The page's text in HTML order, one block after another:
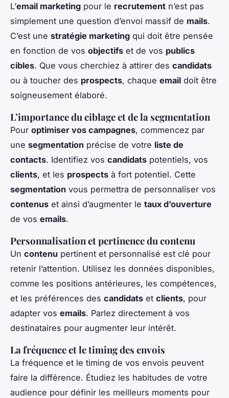
L’email marketing pour le recrutement n’est pas
simplement une question d’envoi massif de mails.
C’est une stratégie marketing qui doit être pensée
en fonction de vos objectifs et de vos publics
cibles. Que vous cherchiez à attirer des candidats
ou à toucher des prospects, chaque email doit être
soigneusement élaboré.
L’importance du ciblage et de la segmentation
Pour optimiser vos campagnes, commencez par
une segmentation précise de votre liste de
contacts. Identifiez vos candidats potentiels, vos
clients, et les prospects à fort potentiel. Cette
segmentation vous permettra de personnaliser vos
contenus et ainsi d’augmenter le taux d’ouverture
de vos emails.
Personnalisation et pertinence du contenu
Un contenu pertinent et personnalisé est clé pour
retenir l’attention. Utilisez les données disponibles,
comme les positions antérieures, les compétences,
et les préférences des candidats et clients, pour
adapter vos emails. Parlez directement à vos
destinataires pour augmenter leur intérêt.
La fréquence et le timing des envois
La fréquence et le timing de vos envois peuvent
faire la différence. Étudiez les habitudes de votre
audience pour définir les meilleurs moments pour